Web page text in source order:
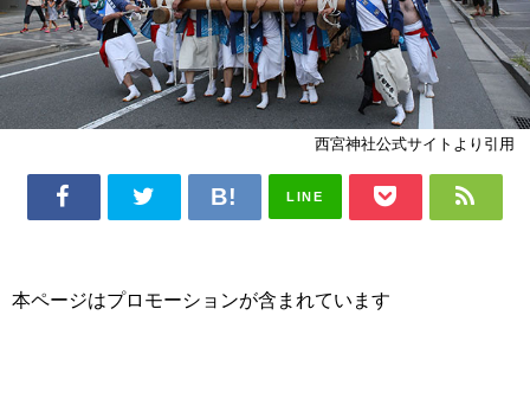
西宮神社公式サイトより引用
LINE
本ページはプロモーションが含まれています